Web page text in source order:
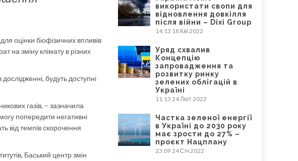
оцінки біофізичних впливів
на зміну клімату в різних
будуть доступні
газів, – зазначила
попередити негативні
від темпів скорочення
Баський центр змін
використати свопи для
відновлення довкілля
після війни – Dixi Group
14:13 18 Кві 2022
Уряд схвалив
Концепцію
запровадження та
розвитку ринку
зелених облігацій в
Україні
11:13 24 Лют 2022
Частка зеленої енергії
в Україні до 2030 року
має зрости до 27% –
проєкт Нацплану
23:09 24 Січ 2022